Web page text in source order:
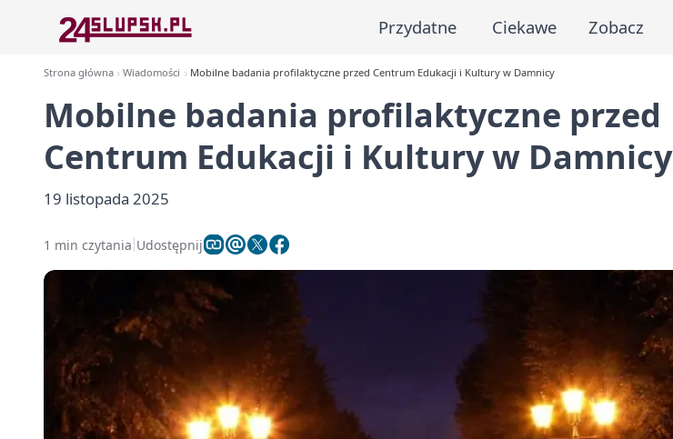
Przydatne Ciekawe Zobacz
Strona główna Wiadomości Mobilne badania profilaktyczne przed Centrum Edukacji i Kultury w Damnicy
Mobilne badania profilaktyczne przed
Centrum Edukacji i Kultury w Damnicy
19 listopada 2025
1 min czytania Udostępnij